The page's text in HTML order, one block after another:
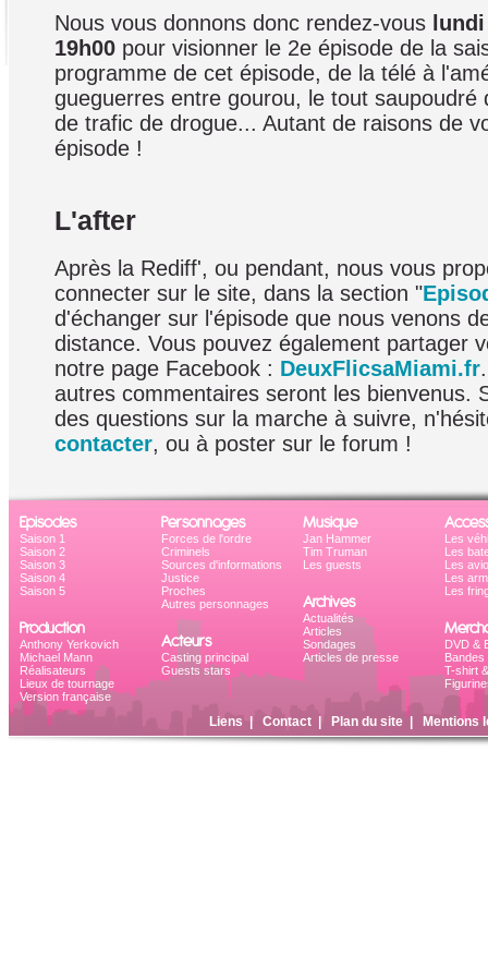
Nous vous donnons donc rendez-vous lundi
19h00 pour visionner le 2e épisode de la
programme de cet épisode, de la télé à
gueguerres entre gourou, le tout saupoudré
de trafic de drogue... Autant de raisons de
épisode !
L'after
Après la Rediff', ou pendant, nous vous
connecter sur le site, dans la section "
d'échanger sur l'épisode que nous venons
distance. Vous pouvez également partager
notre page Facebook : DeuxFlicsaMiami.fr
autres commentaires seront les bienvenus.
des questions sur la marche à suivre,
contacter, ou à poster sur le forum !
Episodes
Saison 1
Saison 2
Saison 3
Saison 4
Saison 5
Production
Anthony Yerkovich
Michael Mann
Réalisateurs
Lieux de tournage
Version française
Personnages
Forces de l'ordre
Criminels
Sources d'informations
Justice
Proches
Autres personnages
Acteurs
Casting principal
Guests stars
Musique
Jan Hammer
Tim Truman
Les guests
Archives
Actualités
Articles
Sondages
Articles de presse
Les
Les
Les
Les
Les
DVD &
Bandes
T-shirt
Liens | Contact| Plan du site| Mentions